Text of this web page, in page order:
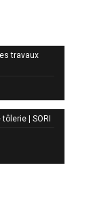
travaux
| SORI